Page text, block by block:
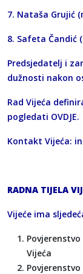
7. Nataša Grujić
8. Safeta Čandić
Predsjedatelj i
dužnosti nakon
Rad Vijeća
pogledati OVDJE.
Kontakt Vijeća:
RADNA TIJELA
Vijeće ima
Vijeća